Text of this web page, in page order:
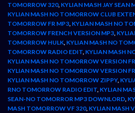
TOMORROW 320, KYLIAN MASH JAY SEAN
KYLIAN MASH NO TOMORROW CLUB
TOMORROW FR MP3, KYLIAN MASH NO
TOMORROW FRENCH VERSION MP3,
TOMORROW HULK, KYLIAN MASH NO
TOMORROW RADIO EDIT, KYLIAN MASH
KYLIAN MASH NO TOMORROW VERSION
KYLIAN MASH NO TOMORROW VERSION
KYLIAN MASH NO TOMORROW ZIPPY,
RNO TOMORROW RADIO EDIT, KYLIAN
SEAN-NO TOMORROR MP3 DOWNLORD,
MASH TOMORROW VF 320, KYLIAN MASH